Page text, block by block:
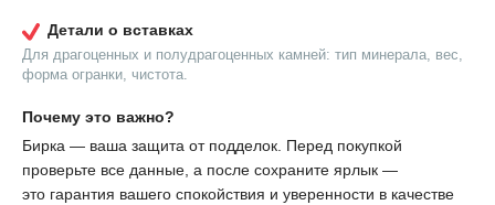
Детали о вставках
Для драгоценных и полудрагоценных камней: тип минерала, вес,
форма огранки, чистота.
Почему это важно?
Бирка — ваша защита от подделок. Перед покупкой
проверьте все данные, а после сохраните ярлык —
это гарантия вашего спокойствия и уверенности в качестве